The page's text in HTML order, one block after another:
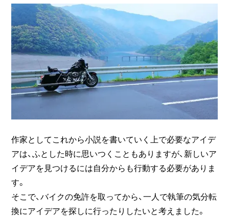
作家としてこれから小説を書いていく上で必要なアイデ
アは、ふとした時に思いつくこともありますが、新しいア
イデアを見つけるには自分からも行動する必要がありま
す。
そこで、バイクの免許を取ってから、一人で執筆の気分転
換にアイデアを探しに行ったりしたいと考えました。